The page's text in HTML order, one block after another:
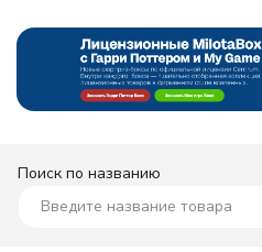
Поиск по названию